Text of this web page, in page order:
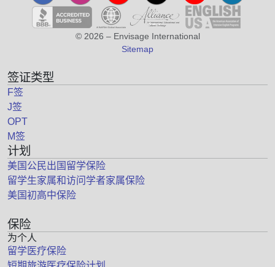
© 2026 – Envisage International
Sitemap
签证类型
F签
J签
OPT
M签
计划
美国公民出国留学保险
留学生家属和访问学者家属保险
美国初高中保险
保险
为个人
留学医疗保险